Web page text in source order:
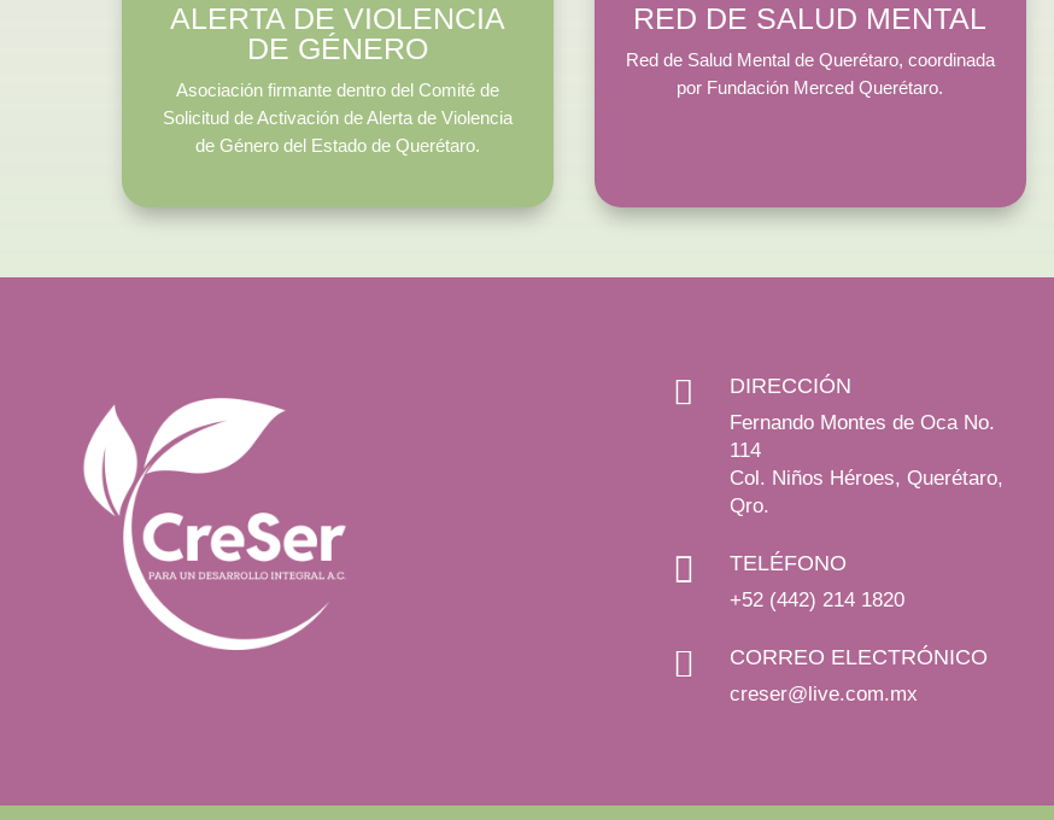
ALERTA DE VIOLENCIA
DE GÉNERO
Asociación firmante dentro del Comité de
Solicitud de Activación de Alerta de Violencia
de Género del Estado de Querétaro.
RED DE SALUD MENTAL
Red de Salud Mental de Querétaro, coordinada
por Fundación Merced Querétaro.
 DIRECCIÓN
Fernando Montes de Oca No.
114
Col. Niños Héroes, Querétaro,
Qro.
 TELÉFONO
+52 (442) 214 1820
 CORREO ELECTRÓNICO
creser@live.com.mx